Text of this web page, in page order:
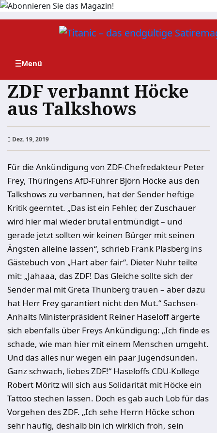
Zum
ZDF verbannt Höcke
aus Talkshows
Dez. 19, 2019
Für die Ankündigung von ZDF-Chefredakteur Peter
Frey, Thüringens AfD-Führer Björn Höcke aus den
Talkshows zu verbannen, hat der Sender heftige
Kritik geerntet. „Das ist ein Fehler, der Zuschauer
wird hier mal wieder brutal entmündigt – und
gerade jetzt sollten wir keinen Bürger mit seinen
Ängsten alleine lassen“, schrieb Frank Plasberg ins
Gästebuch von „Hart aber fair“. Dieter Nuhr teilte
mit: „Jahaaa, das ZDF! Das Gleiche sollte sich der
Sender mal mit Greta Thunberg trauen – aber dazu
hat Herr Frey garantiert nicht den Mut.“ Sachsen-
Anhalts Ministerpräsident Reiner Haseloff ärgerte
sich ebenfalls über Freys Ankündigung: „Ich finde es
schade, wie man hier mit einem Menschen umgeht.
Und das alles nur wegen ein paar Jugendsünden.
Ganz schwach, liebes ZDF!“ Haseloffs CDU-Kollege
Robert Möritz will sich aus Solidarität mit Höcke ein
Tattoo stechen lassen. Doch es gab auch Lob für das
Vorgehen des ZDF. „Ich sehe Herrn Höcke schon
sehr häufig, deshalb bin ich wirklich froh, sein